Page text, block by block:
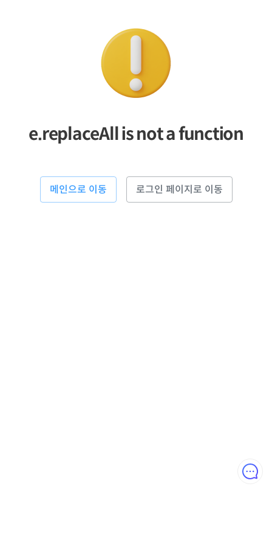
e.replaceAll is not a function
메인으로 이동 로그인 페이지로 이동